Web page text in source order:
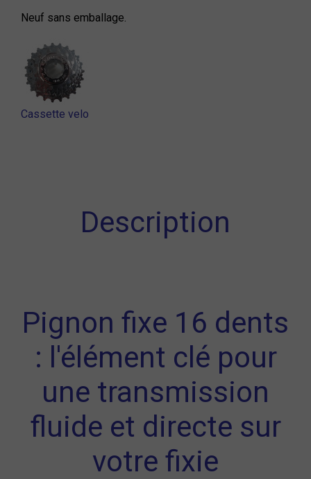
Neuf sans emballage.
Cassette velo
Description
Pignon fixe 16 dents
: l'élément clé pour
une transmission
fluide et directe sur
votre fixie